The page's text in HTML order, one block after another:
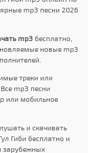
mp3 песни 2026
mp3 бесплатно,
новые mp3
треки или
mp3 песни
или мобильное
и скачивать
Гиби бесплатно и
зарубежных